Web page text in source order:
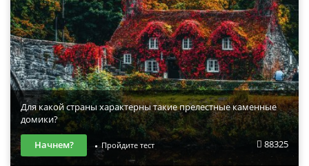
Для какой страны характерны такие прелестные каменные
домики?
88325
Начнем? Пройдите тест